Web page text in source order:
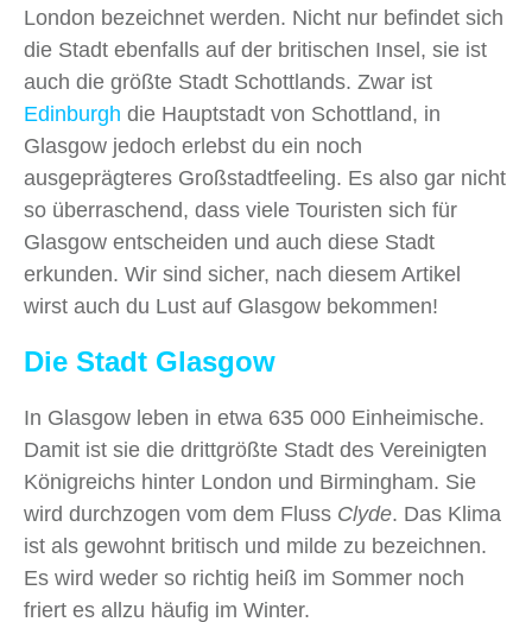
London bezeichnet werden. Nicht nur befindet sich
die Stadt ebenfalls auf der britischen Insel, sie ist
auch die größte Stadt Schottlands. Zwar ist
Edinburgh die Hauptstadt von Schottland, in
Glasgow jedoch erlebst du ein noch
ausgeprägteres Großstadtfeeling. Es also gar nicht
so überraschend, dass viele Touristen sich für
Glasgow entscheiden und auch diese Stadt
erkunden. Wir sind sicher, nach diesem Artikel
wirst auch du Lust auf Glasgow bekommen!
Die Stadt Glasgow
In Glasgow leben in etwa 635 000 Einheimische.
Damit ist sie die drittgrößte Stadt des Vereinigten
Königreichs hinter London und Birmingham. Sie
wird durchzogen vom dem Fluss Clyde. Das Klima
ist als gewohnt britisch und milde zu bezeichnen.
Es wird weder so richtig heiß im Sommer noch
friert es allzu häufig im Winter.